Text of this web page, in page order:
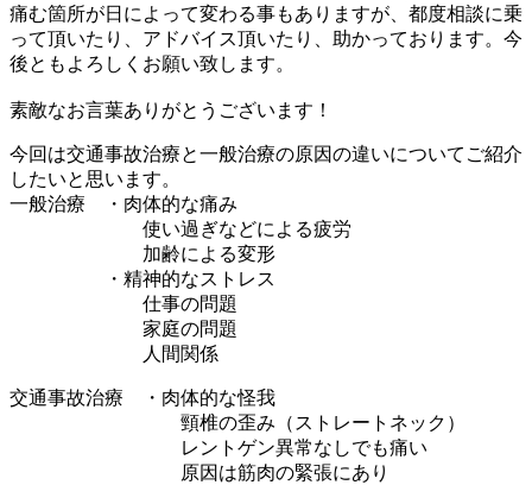
痛む箇所が日によって変わる事もありますが、都度相談に乗
って頂いたり、アドバイス頂いたり、助かっております。今
後ともよろしくお願い致します。
素敵なお言葉ありがとうございます！
今回は交通事故治療と一般治療の原因の違いについてご紹介
したいと思います。
一般治療 ・肉体的な痛み
使い過ぎなどによる疲労
加齢による変形
・精神的なストレス
仕事の問題
家庭の問題
人間関係
交通事故治療 ・肉体的な怪我
頸椎の歪み（ストレートネック）
レントゲン異常なしでも痛い
原因は筋肉の緊張にあり